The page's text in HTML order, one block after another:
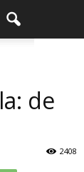
de
2408